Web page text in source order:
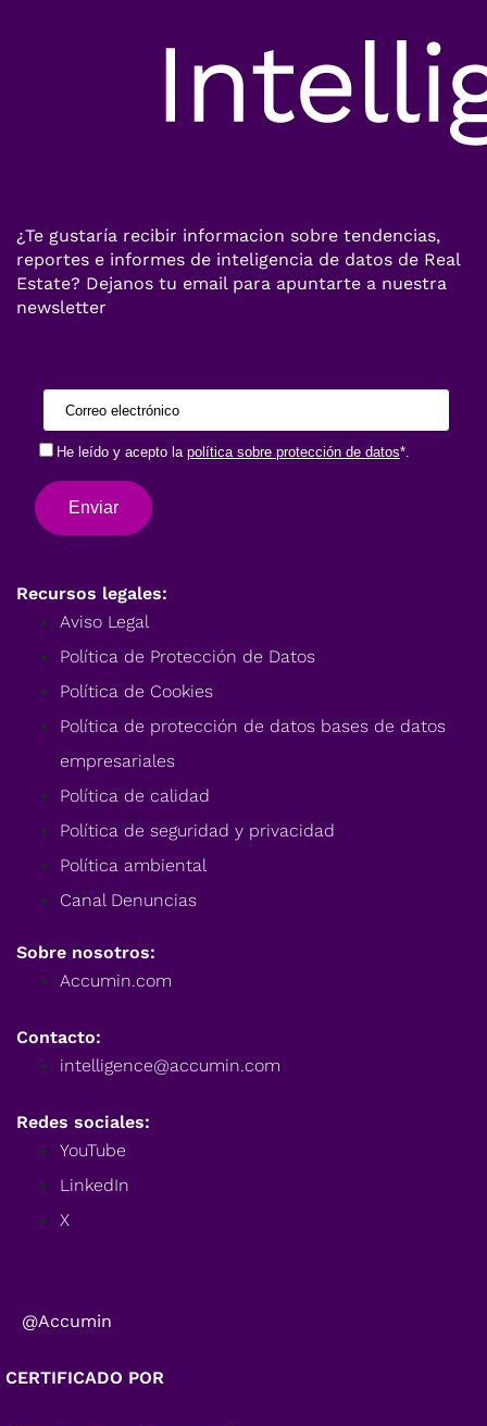
¿Te gustaría recibir informacion sobre tendencias,
reportes e informes de inteligencia de datos de Real
Estate? Dejanos tu email para apuntarte a nuestra
newsletter
Recursos legales:
Aviso Legal
Política de Protección de Datos
Política de Cookies
Política de protección de datos bases de datos
empresariales
Política de calidad
Política de seguridad y privacidad
Política ambiental
Canal Denuncias
Sobre nosotros:
Accumin.com
Contacto:
intelligence@accumin.com
Redes sociales:
YouTube
LinkedIn
X
@Accumin
CERTIFICADO POR